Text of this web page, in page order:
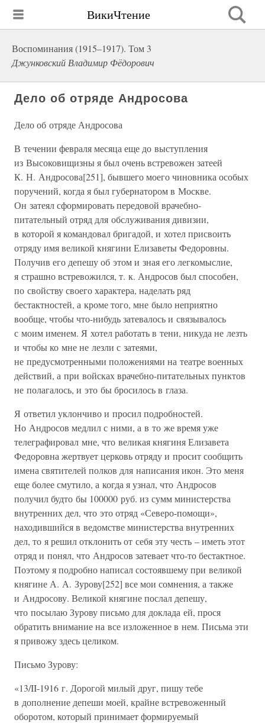
ВикиЧтение
Воспоминания (1915–1917). Том 3
Джунковский Владимир Фёдорович
Дело об отряде Андросова
Дело об отряде Андросова
В течении февраля месяца еще до выступления
из Высоковищизны я был очень встревожен затеей
К. Н. Андросова[251], бывшего моего чиновника особых
поручений, когда я был губернатором в Москве.
Он затеял сформировать передовой врачебно-
питательный отряд для обслуживания дивизии,
в которой я командовал бригадой, и хотел присвоить
отряду имя великой княгини Елизаветы Федоровны.
Получив его депешу об этом и зная его легкомыслие,
я страшно встревожился, т. к. Андросов был способен,
по свойству своего характера, наделать ряд
бестактностей, а кроме того, мне было неприятно
вообще, чтобы что-нибудь затевалось и связывалось
с моим именем. Я хотел работать в тени, никуда не лезть
и чтобы ко мне не лезли с затеями,
не предусмотренными положениями на театре военных
действий, а при войсках врачебно-питательных пунктов
не полагалось, и это бы бросилось в глаза.
Я ответил уклончиво и просил подробностей.
Но Андросов медлил с ними, а в то же время уже
телеграфировал мне, что великая княгиня Елизавета
Федоровна жертвует церковь отряду и просит сообщить
имена святителей полков для написания икон. Это меня
еще более смутило, а когда я узнал, что Андросов
получил будто бы 100000 руб. из сумм министерства
внутренних дел, что это отряд «Северо-помощи»,
находившийся в ведомстве министерства внутренних
дел, то я решил отклонить от себя эту честь – иметь этот
отряд и понял, что Андросов затевает что-то бестактное.
Поэтому я подробно написал состоявшему при великой
княгине А. А. Зурову[252] все мои сомнения, а также
и Андросову. Великой княгине послал депешу,
что посылаю Зурову письмо для доклада ей, прося
обратить внимание на все изложенное в нем. Письма эти
я привожу здесь целиком.
Письмо Зурову:
«13/II-1916 г. Дорогой милый друг, пишу тебе
в дополнение депеши моей, крайне встревоженный
оборотом, который принимает формируемый